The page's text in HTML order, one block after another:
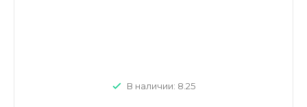
В наличии: 8.25